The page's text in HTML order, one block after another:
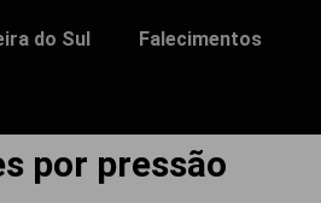
do Sul Falecimentos
por pressão